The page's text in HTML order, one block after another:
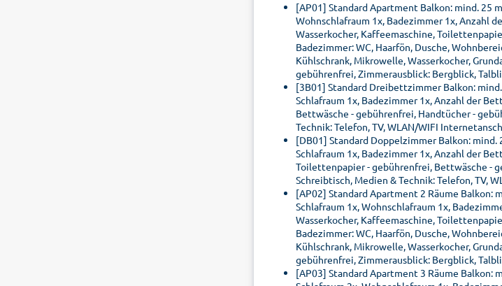
[AP01] Standard Apartment Balkon: mind. 25
Wohnschlafraum 1x, Badezimmer 1x, Anzahl
Wasserkocher, Kaffeemaschine,
Badezimmer: WC, Haarfön, Dusche,
Kühlschrank, Mikrowelle, Wasserkocher,
gebührenfrei, Zimmerausblick: Bergblick,
[3B01] Standard Dreibettzimmer Balkon:
Schlafraum 1x, Badezimmer 1x, Anzahl der
Bettwäsche - gebührenfrei, Handtücher -
Technik: Telefon, TV, WLAN/WIFI
[DB01] Standard Doppelzimmer Balkon:
Schlafraum 1x, Badezimmer 1x, Anzahl der
Toilettenpapier - gebührenfrei, Bettwäsche -
Schreibtisch, Medien & Technik: Telefon, TV,
[AP02] Standard Apartment 2 Räume Balkon:
Schlafraum 1x, Wohnschlafraum 1x,
Wasserkocher, Kaffeemaschine,
Badezimmer: WC, Haarfön, Dusche,
Kühlschrank, Mikrowelle, Wasserkocher,
gebührenfrei, Zimmerausblick: Bergblick,
[AP03] Standard Apartment 3 Räume Balkon: